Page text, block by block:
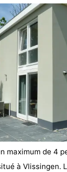
maximum de 4
à Vlissingen.